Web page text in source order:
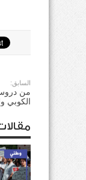
السابق:
من دروس
الكوبي